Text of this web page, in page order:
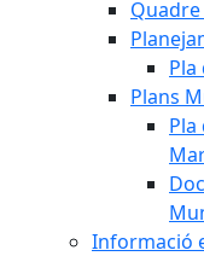
Plans
Informació